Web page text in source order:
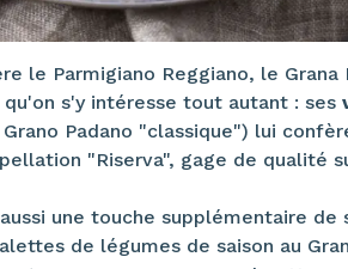
le Parmigiano Reggiano, le Grana
s'y intéresse tout autant : ses
Padano "classique") lui
"Riserva", gage de qualité
une touche supplémentaire de
de légumes de saison au